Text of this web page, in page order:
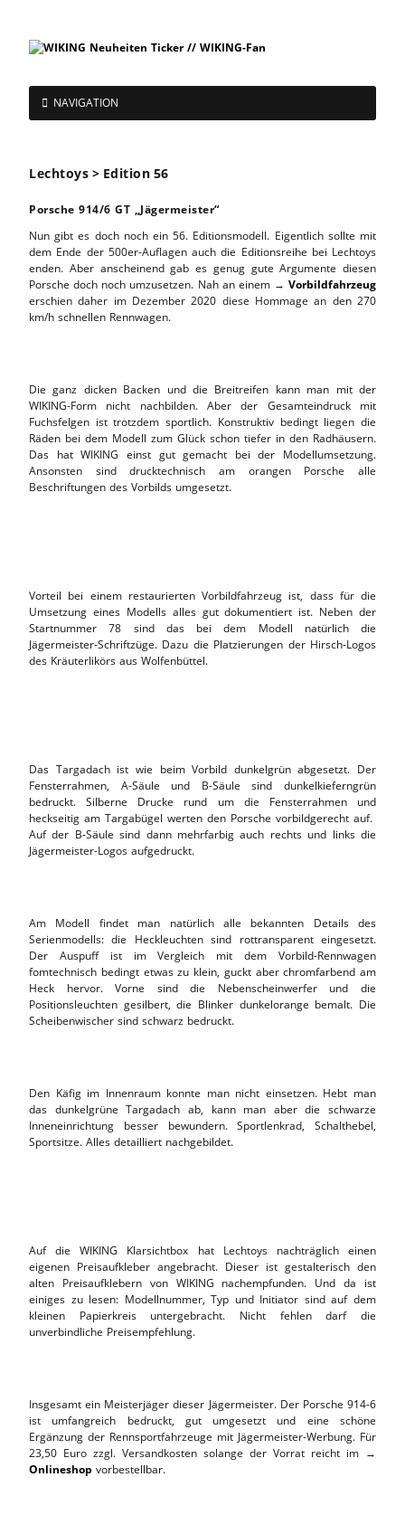
NAVIGATION
Lechtoys > Edition 56
Porsche 914/6 GT „Jägermeister“
Nun gibt es doch noch ein 56. Editionsmodell. Eigentlich sollte mit
dem Ende der 500er-Auflagen auch die Editionsreihe bei Lechtoys
enden. Aber anscheinend gab es genug gute Argumente diesen
Porsche doch noch umzusetzen. Nah an einem → Vorbildfahrzeug
erschien daher im Dezember 2020 diese Hommage an den 270
km/h schnellen Rennwagen.
Die ganz dicken Backen und die Breitreifen kann man mit der
WIKING-Form nicht nachbilden. Aber der Gesamteindruck mit
Fuchsfelgen ist trotzdem sportlich. Konstruktiv bedingt liegen die
Räden bei dem Modell zum Glück schon tiefer in den Radhäusern.
Das hat WIKING einst gut gemacht bei der Modellumsetzung.
Ansonsten sind drucktechnisch am orangen Porsche alle
Beschriftungen des Vorbilds umgesetzt.
Vorteil bei einem restaurierten Vorbildfahrzeug ist, dass für die
Umsetzung eines Modells alles gut dokumentiert ist. Neben der
Startnummer 78 sind das bei dem Modell natürlich die
Jägermeister-Schriftzüge. Dazu die Platzierungen der Hirsch-Logos
des Kräuterlikörs aus Wolfenbüttel.
Das Targadach ist wie beim Vorbild dunkelgrün abgesetzt. Der
Fensterrahmen, A-Säule und B-Säule sind dunkelkieferngrün
bedruckt. Silberne Drucke rund um die Fensterrahmen und
heckseitig am Targabügel werten den Porsche vorbildgerecht auf.
Auf der B-Säule sind dann mehrfarbig auch rechts und links die
Jägermeister-Logos aufgedruckt.
Am Modell findet man natürlich alle bekannten Details des
Serienmodells: die Heckleuchten sind rottransparent eingesetzt.
Der Auspuff ist im Vergleich mit dem Vorbild-Rennwagen
fomtechnisch bedingt etwas zu klein, guckt aber chromfarbend am
Heck hervor. Vorne sind die Nebenscheinwerfer und die
Positionsleuchten gesilbert, die Blinker dunkelorange bemalt. Die
Scheibenwischer sind schwarz bedruckt.
Den Käfig im Innenraum konnte man nicht einsetzen. Hebt man
das dunkelgrüne Targadach ab, kann man aber die schwarze
Inneneinrichtung besser bewundern. Sportlenkrad, Schalthebel,
Sportsitze. Alles detailliert nachgebildet.
Auf die WIKING Klarsichtbox hat Lechtoys nachträglich einen
eigenen Preisaufkleber angebracht. Dieser ist gestalterisch den
alten Preisaufklebern von WIKING nachempfunden. Und da ist
einiges zu lesen: Modellnummer, Typ und Initiator sind auf dem
kleinen Papierkreis untergebracht. Nicht fehlen darf die
unverbindliche Preisempfehlung.
Insgesamt ein Meisterjäger dieser Jägermeister. Der Porsche 914-6
ist umfangreich bedruckt, gut umgesetzt und eine schöne
Ergänzung der Rennsportfahrzeuge mit Jägermeister-Werbung. Für
23,50 Euro zzgl. Versandkosten solange der Vorrat reicht im →
Onlineshop vorbestellbar.